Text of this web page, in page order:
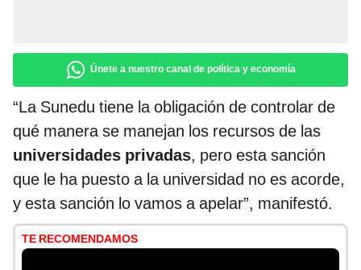
Únete a nuestro canal de política y economía
“La Sunedu tiene la obligación de controlar de
qué manera se manejan los recursos de las
universidades privadas, pero esta sanción
que le ha puesto a la universidad no es acorde,
y esta sanción lo vamos a apelar”, manifestó.
TE RECOMENDAMOS